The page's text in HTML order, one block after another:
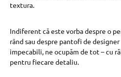
textura.
Indiferent că este vorba despre o
rând sau despre pantofi de
impecabili, ne ocupăm de tot – cu
pentru fiecare detaliu.